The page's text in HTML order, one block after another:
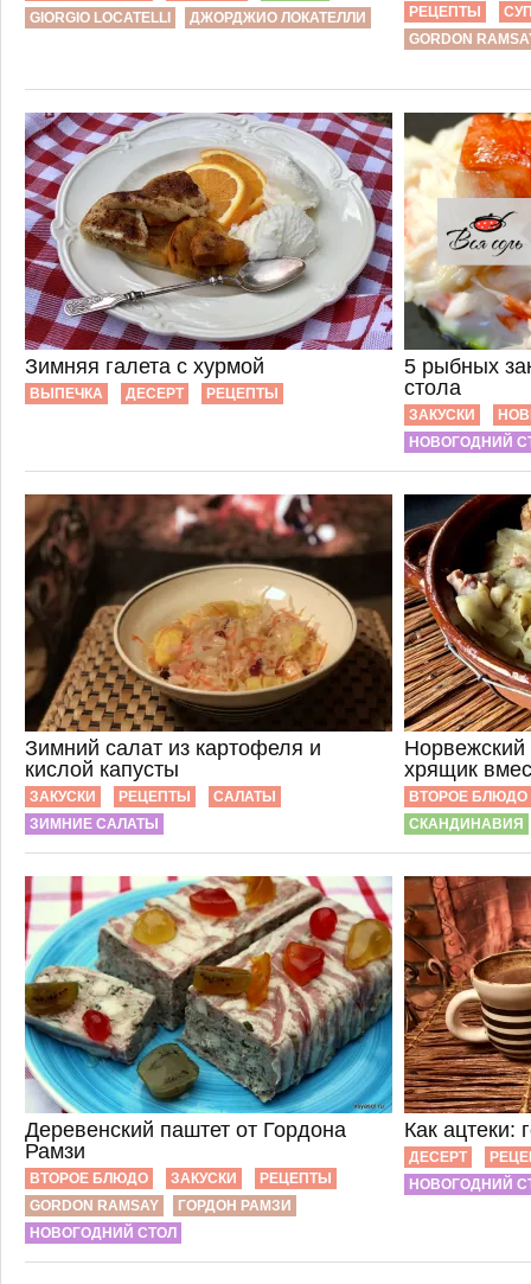
GIORGIO LOCATELLI
ДЖОРДЖИО ЛОКАТЕЛЛИ РЕЦЕПТЫ
GORDON
Зимняя галета с хурмой
ВЫПЕЧКА ДЕСЕРТ РЕЦЕПТЫ
5 рыбных
стола
ЗАКУСКИ
НОВОГОДНИЙ
Зимний салат из картофеля и
кислой капусты
ЗАКУСКИ РЕЦЕПТЫ
САЛАТЫ
ЗИМНИЕ САЛАТЫ
хрящик
ВТОРОЕ БЛЮДО
СКАНДИНАВИЯ
Деревенский паштет от Гордона
Рамзи
ВТОРОЕ БЛЮДО ЗАКУСКИ
РЕЦЕПТЫ
GORDON RAMSAY
ГОРДОН РАМЗИ
НОВОГОДНИЙ СТОЛ
Как ацтеки:
ДЕСЕРТ
НОВОГОДНИЙ